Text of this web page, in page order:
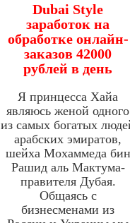
Dubai Style
заработок на
обработке онлайн-
заказов 42000
рублей в день
Я принцесса Хайа
являюсь женой одного
из самых богатых
арабских эмиратов,
шейха Мохаммеда бин
Рашид аль Мактума-
правителя Дубая.
Общаясь с
бизнесменами из